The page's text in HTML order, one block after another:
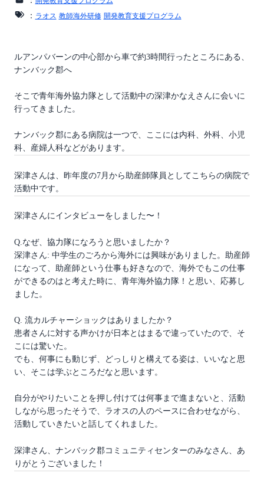
： ラオス 教師海外研修 開発教育支援プログラム
ルアンパバーンの中心部から車で約3時間行ったところにある、
ナンバック郡へ
そこで青年海外協力隊として活動中の深津かなえさんに会いに
行ってきました。
ナンバック郡にある病院は一つで、ここには内科、外科、小児
科、産婦人科などがあります。
深津さんは、昨年度の7月から助産師隊員としてこちらの病院で
活動中です。
深津さんにインタビューをしました〜！
Q.なぜ、協力隊になろうと思いましたか？
深津さん: 中学生のごろから海外には興味がありました。助産師
になって、助産師という仕事も好きなので、海外でもこの仕事
ができるのはと考えた時に、青年海外協力隊！と思い、応募し
ました。
Q. 流カルチャーショックはありましたか？
患者さんに対する声かけが日本とはまるで違っていたので、そ
こには驚いた。
でも、何事にも動じず、どっしりと構えてる姿は、いいなと思
い、そこは学ぶところだなと思います。
自分がやりたいことを押し付けては何事まで進まないと、活動
しながら思ったそうで、ラオスの人のペースに合わせながら、
活動していきたいと話してくれました。
深津さん、ナンバック郡コミュニティセンターのみなさん、あ
りがとうございました！